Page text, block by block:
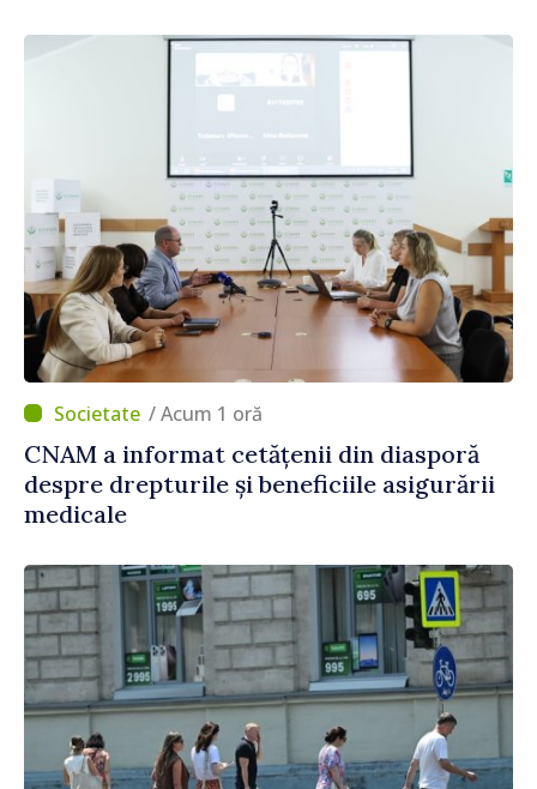
/ Acum 1 oră
CNAM a informat cetățenii din diasporă
despre drepturile și beneficiile asigurării
medicale